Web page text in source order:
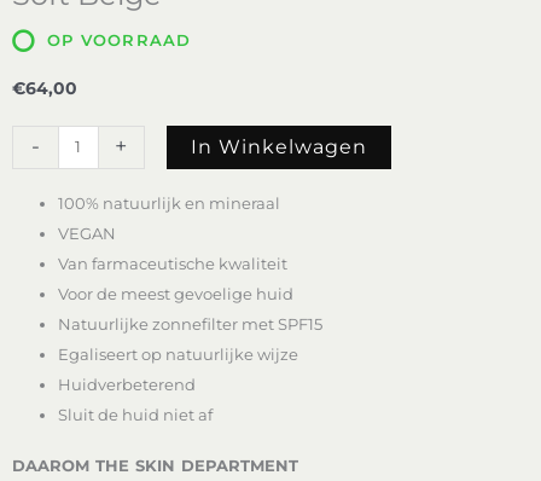
OP VOORRAAD
€64,00
-
Foundation
Beige
aantal
+ In Winkelwagen
100% natuurlijk en mineraal
VEGAN
Van farmaceutische kwaliteit
Voor de meest gevoelige huid
Natuurlijke zonnefilter met SPF15
Egaliseert op natuurlijke wijze
Huidverbeterend
Sluit de huid niet af
daarom the skin department